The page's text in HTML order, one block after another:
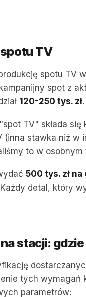
TV
spotu TV
spot z
120-250 tys. zł.
TV" składa
stawka niż
to w osobnym
500 tys. zł na
detal, który
stacji: gdzie
tych
parametrów: